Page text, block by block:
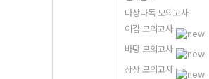
다상다독 모의고사
이감 모의고사
바탕 모의고사
상상 모의고사